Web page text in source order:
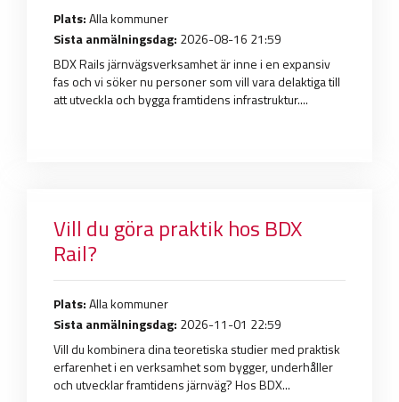
Plats:Alla kommuner
Sista anmälningsdag: 2026-08-16 21:59
BDX Rails järnvägsverksamhet är inne i en expansiv
fas och vi söker nu personer som vill vara delaktiga till
att utveckla och bygga framtidens infrastruktur....
Vill du göra praktik hos BDX
Rail?
Plats:Alla kommuner
Sista anmälningsdag: 2026-11-01 22:59
Vill du kombinera dina teoretiska studier med praktisk
erfarenhet i en verksamhet som bygger, underhåller
och utvecklar framtidens järnväg? Hos BDX...